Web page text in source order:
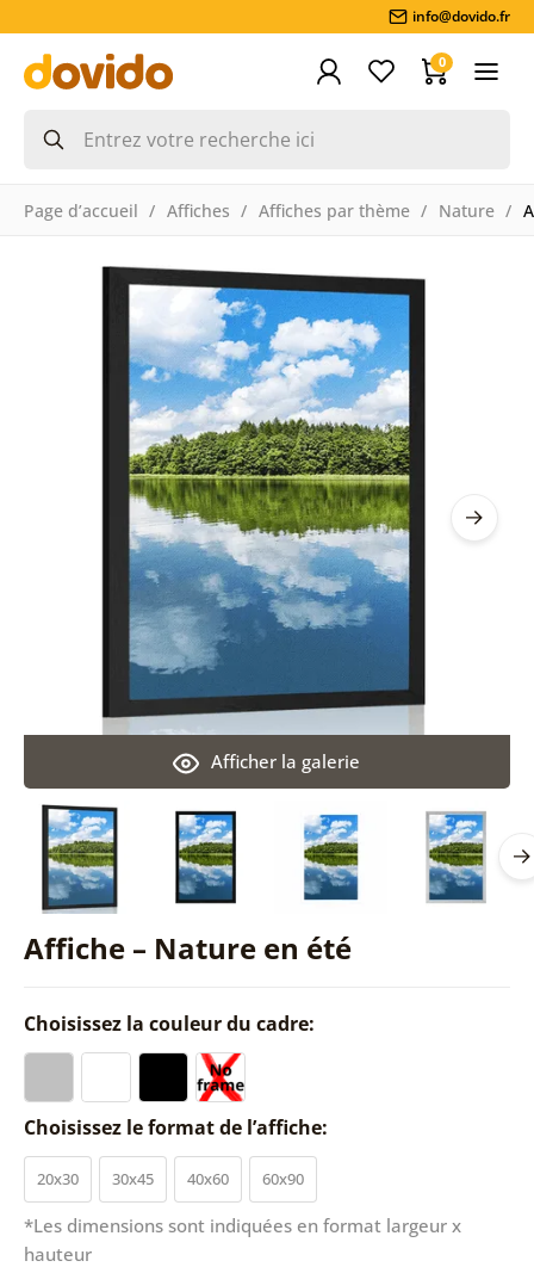
info@dovido.fr
0
Page d’accueil Affiches Affiches par thème Nature
Affiche – Nature en été
Afficher la galerie
Choisissez la couleur du cadre:
Choisissez le format de l’affiche:
20x30 30x45 40x60 60x90
*Les dimensions sont indiquées en format largeur x
hauteur